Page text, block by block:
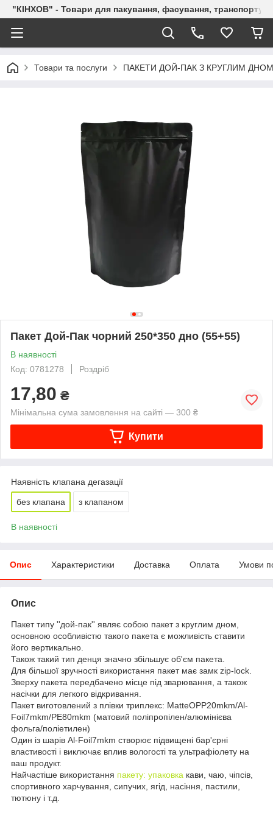
"КІНХОВ" - Товари для пакування, фасування,
Товари та послуги ПАКЕТИ ДОЙ-ПАК З КРУГЛИМ ДНОМ
Пакет Дой-Пак чорний 250*350 дно (55+55)
В наявності
Код: 0781278
Роздріб
17,80 ₴
Мінімальна сума замовлення на сайті — 300 ₴
Купити
Наявність клапана дегазації
без клапана з клапаном
В наявності
Опис Характеристики Доставка Оплата Умови
Опис
Пакет типу ''дой-пак'' являє собою пакет з круглим дном,
основною особливістю такого пакета є можливість ставити
його вертикально.
Також такий тип денця значно збільшує об'єм пакета.
Для більшої зручності використання пакет має замк zip-lock.
Зверху пакета передбачено місце під зварювання, а також
насічки для легкого відкривання.
Пакет виготовлений з плівки триплекс: MatteOPP20mkm/Al-
Foil7mkm/PE80mkm (матовий поліпропілен/алюмінієва
фольга/поліетилен)
Один із шарів Al-Foil7mkm створює підвищені бар'єрні
властивості і виключає вплив вологості та ультрафіолету на
ваш продукт.
Найчастіше використання пакету: упаковка кави, чаю, чіпсів,
спортивного харчування, сипучих, ягід, насіння, пастили,
тютюну і т.д.